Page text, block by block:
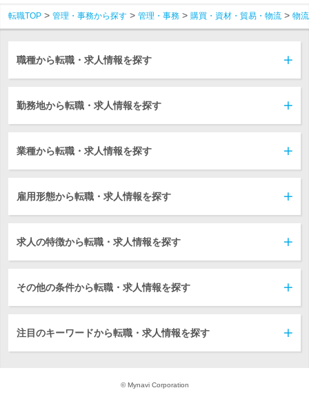
転職TOP 管理・事務から探す 管理・事務 購買・資材・貿易・物流 物
職種から転職・求人情報を探す
勤務地から転職・求人情報を探す
業種から転職・求人情報を探す
雇用形態から転職・求人情報を探す
求人の特徴から転職・求人情報を探す
その他の条件から転職・求人情報を探す
注目のキーワードから転職・求人情報を探す
© Mynavi Corporation